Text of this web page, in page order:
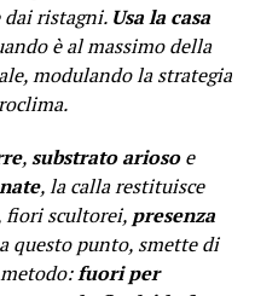
ristagni. Usa la casa
è al massimo della
modulando la strategia
,substrato ariosoe
, la calla restituisce
fiori scultorei, presenza
questo punto, smette di
fuori per